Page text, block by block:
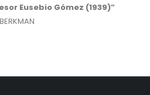
Eusebio Gómez (1939)”